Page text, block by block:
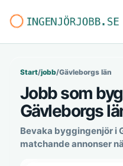
Start/jobb/Gävleborgs län
Jobb som
Gävleborgs
Bevaka byggingenjör i
matchande annonser